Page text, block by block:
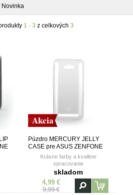
Novinka
1 - 3 z celkových 3
Akcia
Púzdro MERCURY JELLY
CASE pre ASUS ZENFONE
MAX (ZC550KL) 2016 -
transparentné
Krásne farby a kvalitne
spracovanie
skladom
4,99 €
9,99 €